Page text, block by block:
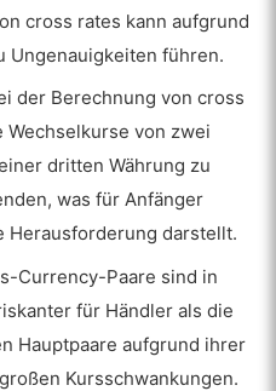
cross rates kann aufgrund
Ungenauigkeiten führen.
der Berechnung von cross
Wechselkurse von zwei
dritten Währung zu
was für Anfänger
Herausforderung darstellt.
Currency-Paare sind in
für Händler als die
Hauptpaare aufgrund ihrer
Kursschwankungen.